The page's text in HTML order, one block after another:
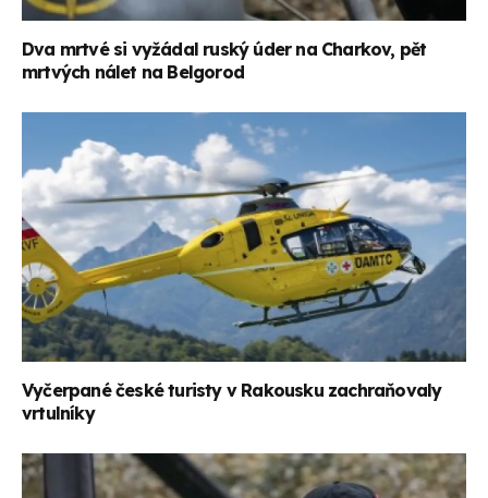
Dva mrtvé si vyžádal ruský úder na Charkov, pět
mrtvých nálet na Belgorod
Vyčerpané české turisty v Rakousku zachraňovaly
vrtulníky